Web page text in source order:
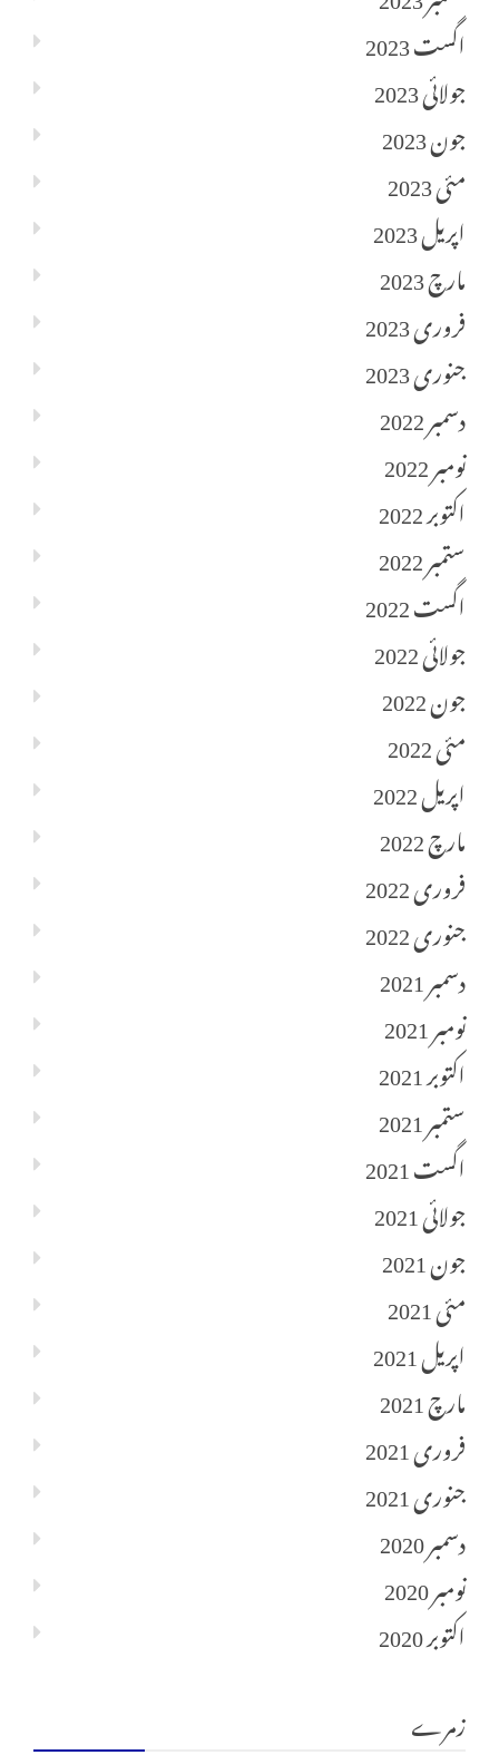
اگست 2023
جولائی 2023
جون 2023
مئی 2023
اپریل 2023
مارچ 2023
فروری 2023
جنوری 2023
دسمبر 2022
نومبر 2022
اکتوبر 2022
ستمبر 2022
اگست 2022
جولائی 2022
جون 2022
مئی 2022
اپریل 2022
مارچ 2022
فروری 2022
جنوری 2022
دسمبر 2021
نومبر 2021
اکتوبر 2021
ستمبر 2021
اگست 2021
جولائی 2021
جون 2021
مئی 2021
اپریل 2021
مارچ 2021
فروری 2021
جنوری 2021
دسمبر 2020
نومبر 2020
اکتوبر 2020
زمرے